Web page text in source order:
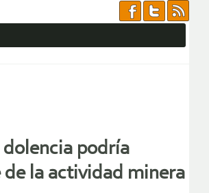
dolencia podría
de la actividad minera